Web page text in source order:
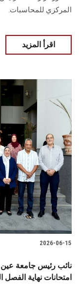
المركزي للمحاسبات.
اقرأ المزيد
2026-06-15
نائب رئيس جامعة
امتحانات نهاية